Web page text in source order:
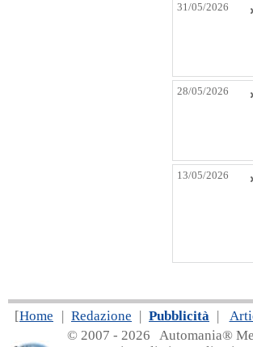
31/05/2026
28/05/2026
13/05/2026
[Home | Redazione | Pubblicità |
© 2007 - 2026 Automania®